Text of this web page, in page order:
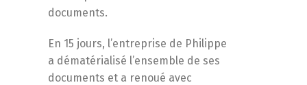
documents.
En 15 jours, l’entreprise de Philippe
a dématérialisé l’ensemble de ses
documents et a renoué avec